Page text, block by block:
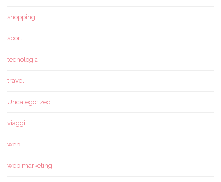
shopping
sport
tecnologia
travel
Uncategorized
viaggi
web
web marketing